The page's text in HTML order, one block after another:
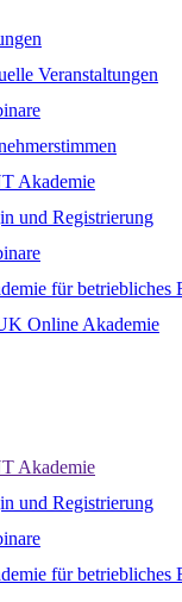
Veranstaltungen
Akademie
und Registrierung
für betriebliches
Online Akademie
Akademie
und Registrierung
für betriebliches